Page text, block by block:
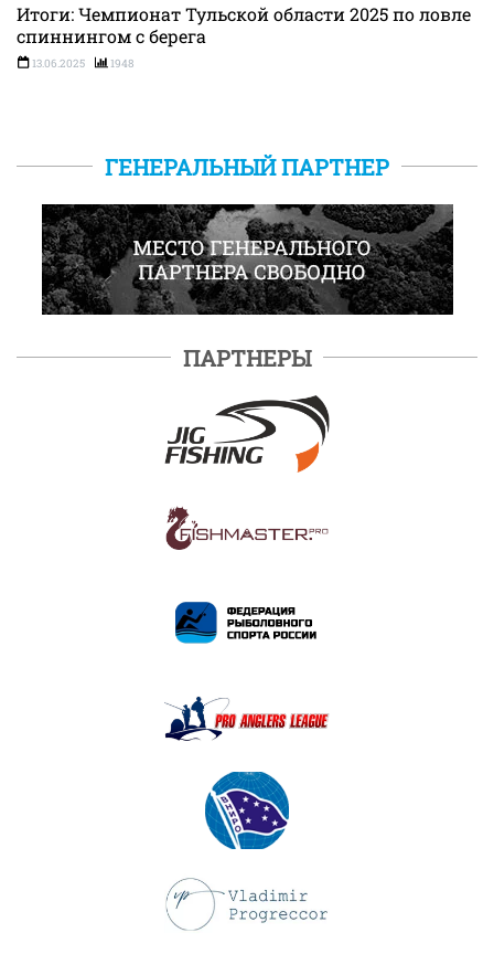
Итоги: Чемпионат Тульской области 2025 по ловле
спиннингом с берега
13.06.2025 1948
ГЕНЕРАЛЬНЫЙ ПАРТНЕР
ПАРТНЕРЫ
ПОДРОБНЕЕ
ПОДРОБНЕЕ
ПОДРОБНЕЕ
ПОДРОБНЕЕ
ПОДРОБНЕЕ
ПОДРОБНЕЕ